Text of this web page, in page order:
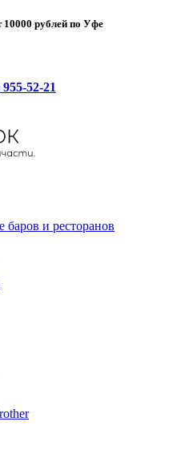
10000 рублей по Уфе
52-21
баров и ресторанов